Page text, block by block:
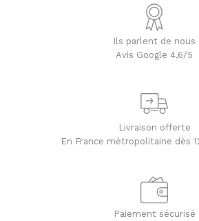
Ils parlent de nous
Avis Google 4,6/5
Livraison offerte
En France métropolitaine dès
Paiement sécurisé